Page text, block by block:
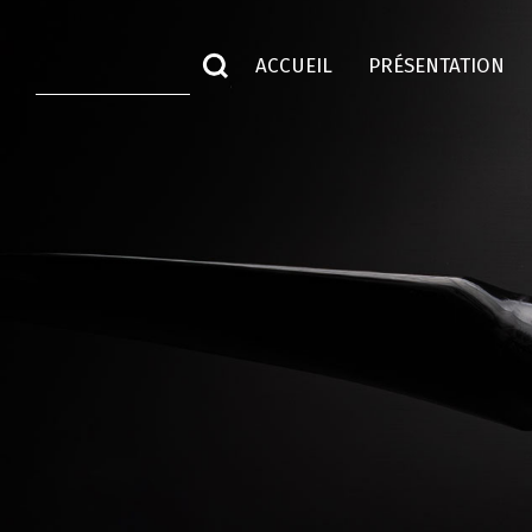
ACCUEIL PRÉSENTATION